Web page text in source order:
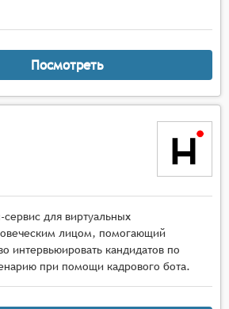
Посмотреть
для виртуальных
лицом, помогающий
интервьюировать кандидатов по
при помощи кадрового бота.